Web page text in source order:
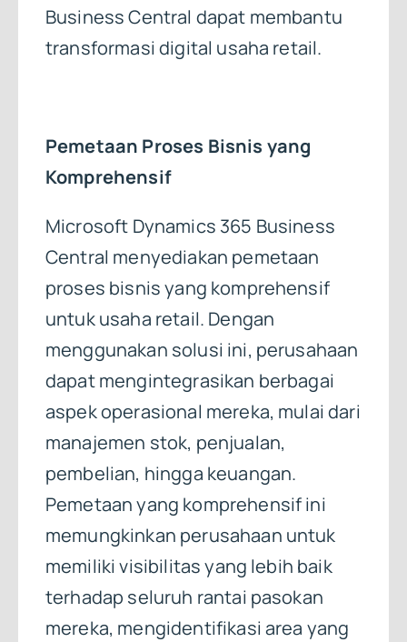
Business Central dapat membantu
transformasi digital usaha retail.
Pemetaan Proses Bisnis yang
Komprehensif
Microsoft Dynamics 365 Business
Central menyediakan pemetaan
proses bisnis yang komprehensif
untuk usaha retail. Dengan
menggunakan solusi ini, perusahaan
dapat mengintegrasikan berbagai
aspek operasional mereka, mulai dari
manajemen stok, penjualan,
pembelian, hingga keuangan.
Pemetaan yang komprehensif ini
memungkinkan perusahaan untuk
memiliki visibilitas yang lebih baik
terhadap seluruh rantai pasokan
mereka, mengidentifikasi area yang